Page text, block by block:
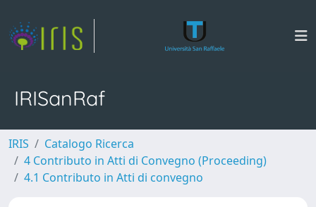
IRISanRaf
IRIS
Catalogo Ricerca
4 Contributo in Atti di Convegno (Proceeding)
4.1 Contributo in Atti di convegno